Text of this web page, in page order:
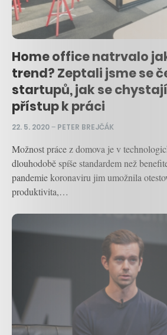
Home office natrvalo
trend? Zeptali jsme se
startupů, jak se
přístup k práci
22. 5. 2020– PETER BREJČÁK
Možnost práce z domova je v
dlouhodobě spíše standardem než
pandemie koronaviru jim umožnila
produktivita,…